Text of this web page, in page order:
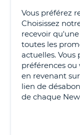
COMPTE
GÉRER
RÉSERVATION
Vous préférez
Choisissez
recevoir
toutes les
actuelles.
préférences
en revenant
lien de
de chaque